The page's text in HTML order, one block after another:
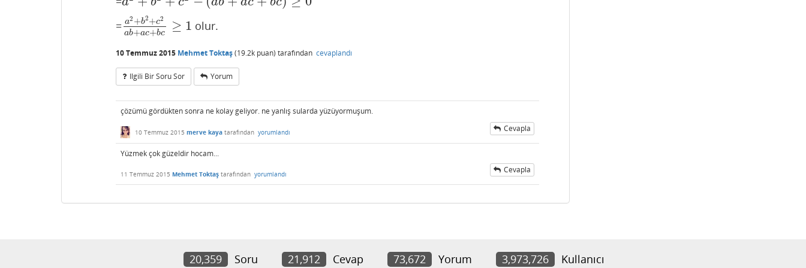
= a2 +b2+c2
ab+ac+bc ≥ 1
a2+b2+c2 ab +a c+bc
olur.
10 Temmuz 2015 Mehmet Toktaş(19.2k puan) tarafından cevaplandı
Ilgili Bir Soru Sor Yorum
çözümü gördükten sonra ne kolay geliyor. ne yanlış sularda yüzüyormuşum.
10 Temmuz 2015 merve kaya tarafından yorumlandı Cevapla
Yüzmek çok güzeldir hocam...
11 Temmuz 2015 Mehmet Toktaş tarafından yorumlandı Cevapla
20,359 Soru 21,912 Cevap 73,672 Yorum 3,973,726 Kullanıcı